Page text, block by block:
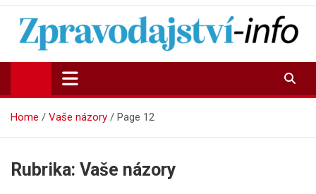
Zpravodajství-info.cz
Aktuality a informace on-line
Home Vaše názory Page 12
Rubrika: Vaše názory